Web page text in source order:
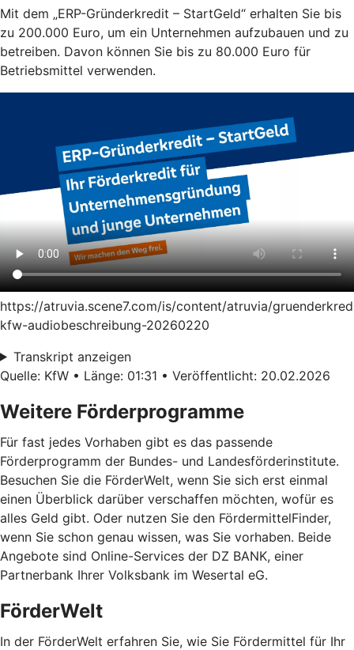
Mit dem „ERP-Gründerkredit – StartGeld“ erhalten Sie bis
zu 200.000 Euro, um ein Unternehmen aufzubauen und zu
betreiben. Davon können Sie bis zu 80.000 Euro für
Betriebsmittel verwenden.
https://atruvia.scene7.com/is/content/atruvia/
kfw-audiobeschreibung-20260220
Transkript anzeigen
Quelle: KfW • Länge: 01:31 • Veröffentlicht: 20.02.2026
Weitere Förderprogramme
Für fast jedes Vorhaben gibt es das passende
Förderprogramm der Bundes- und Landesförderinstitute.
Besuchen Sie die FörderWelt, wenn Sie sich erst einmal
einen Überblick darüber verschaffen möchten, wofür es
alles Geld gibt. Oder nutzen Sie den FördermittelFinder,
wenn Sie schon genau wissen, was Sie vorhaben. Beide
Angebote sind Online-Services der DZ BANK, einer
Partnerbank Ihrer Volksbank im Wesertal eG.
FörderWelt
In der FörderWelt erfahren Sie, wie Sie Fördermittel für Ihr